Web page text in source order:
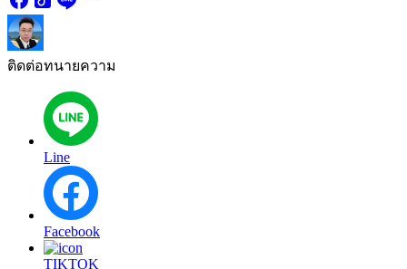
ติดต่อทนายความ
Line
Facebook
TIKTOK